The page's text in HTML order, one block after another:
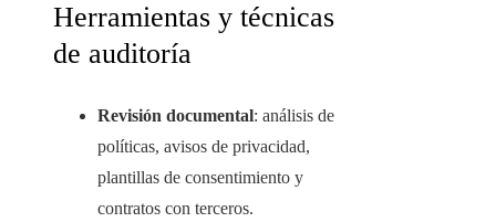
Herramientas y técnicas
de auditoría
Revisión documental: análisis de
políticas, avisos de privacidad,
plantillas de consentimiento y
contratos con terceros.